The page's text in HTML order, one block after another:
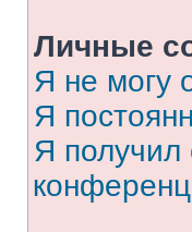
Личные
Я не могу
Я
Я получил